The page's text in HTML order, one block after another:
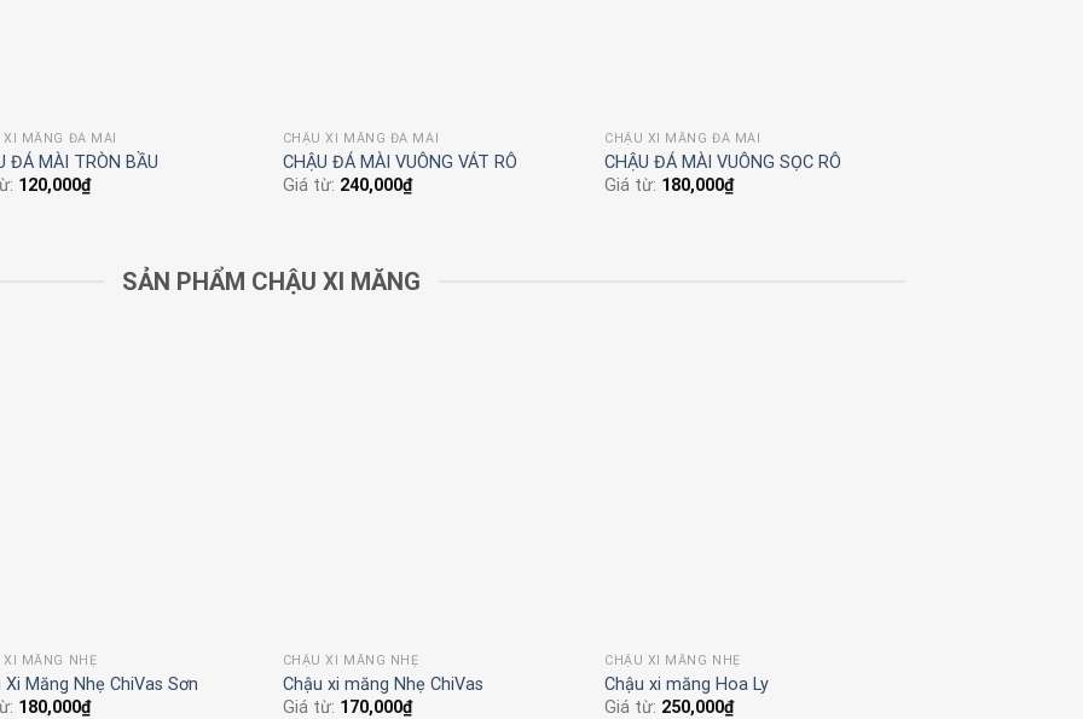
XI MĂNG ĐÁ MÀI
Đá Mài Vuông Rô
180,000₫
CHẬU XI MĂNG ĐÁ MÀI
CHẬU ĐÁ MÀI TRỤ TRÒN THẤP
Giá từ: 180,000₫
CHẬU XI MĂNG ĐÁ MÀI
Chậu đá mài tròn vót
Giá từ: 180,000₫
SẢN PHẨM CHẬU XI MĂNG
XI MĂNG NHẸ
XI MĂNG NHẸ TRÒN VIỀN SƠN
170,000₫
CHẬU XI MĂNG NHẸ
Chậu Xi Măng Nhẹ Bầu Chỉ Sơn
Giá từ: 210,000₫
CHẬU XI MĂNG NHẸ
Chậu Xi Măng Nhẹ Tròn Chỉ Sơn
Giá từ: 270,000₫